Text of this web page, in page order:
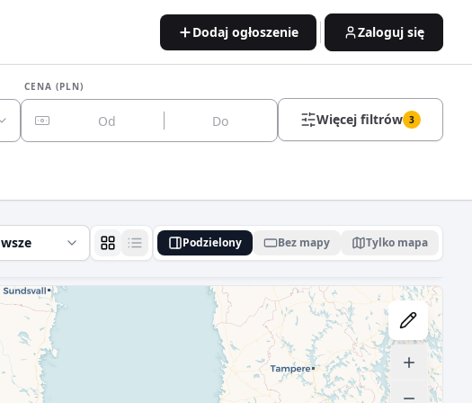
Dodaj ogłoszenie Zaloguj się
CENA (PLN)
Więcej filtrów 3
Podzielony Bez mapy Tylko mapa